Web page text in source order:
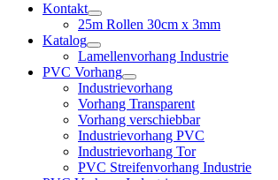
Kontakt
25m Rollen 30cm x 3mm
Katalog
Lamellenvorhang Industrie
PVC Vorhang
Industrievorhang
Vorhang Transparent
Vorhang verschiebbar
Industrievorhang PVC
Industrievorhang Tor
PVC Streifenvorhang Industrie